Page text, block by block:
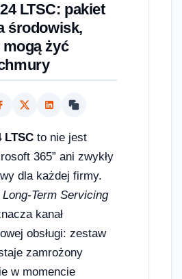
LTSC: pakiet
środowisk,
żyć
LTSC to nie jest
365” ani zwykły
dla każdej firmy.
Long-Term Servicing
kanał
obsługi: zestaw
zamrożony
w momencie